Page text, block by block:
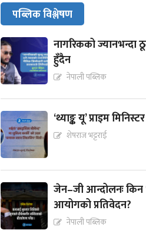
पब्लिक विश्लेषण
नागरिकको ज्यानभन्दा
हुँदैन
नेपाली पब्लिक
‘थ्याङ्क यू’ प्राइम
शेषराज भट्टराई
जेन–जी आन्दोलनः
आयोगको प्रतिवेदन?
नेपाली पब्लिक